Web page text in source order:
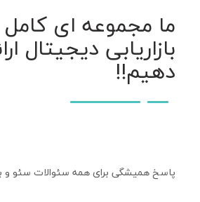
ما مجموعه ای
بازاریابی دیجیتال
دهیم!!
پاسخ همیشگی برای همه سئوالات سئو و